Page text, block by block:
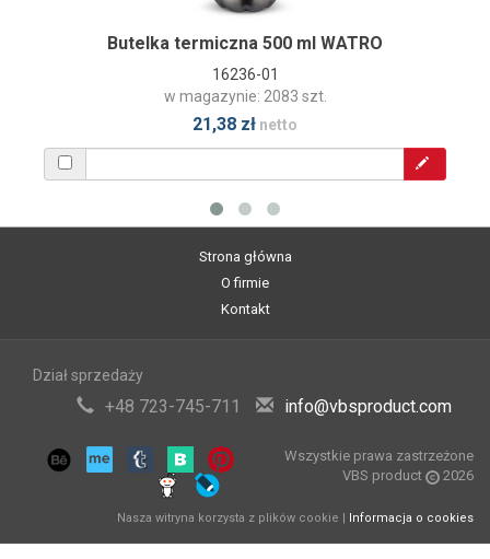
Butelka termiczna 500 ml WATRO
16236-01
w magazynie: 2083 szt.
21,38 zł netto
Strona główna
O firmie
Kontakt
Dział sprzedaży
+48 723-745-711 info@vbsproduct.com
Wszystkie prawa zastrzeżone
VBS product
2026
Nasza witryna korzysta z plików cookie | Informacja o cookies